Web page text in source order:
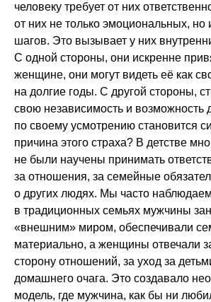
человеку требует от них
от них не только эмоциональных, но
шагов. Это вызывает у них
С одной стороны, они искренне
женщине, они могут видеть её как
на долгие годы. С другой стороны,
свою независимость и возможность
по своему усмотрению становится
причина этого страха? В детстве
не были научены принимать
за отношения, за семейные
о других людях. Мы часто
в традиционных семьях мужчины
«внешним» миром, обеспечивали
материально, а женщины отвечали
сторону отношений, за уход за
домашнего очага. Это создавало
модель, где мужчина, как бы ни